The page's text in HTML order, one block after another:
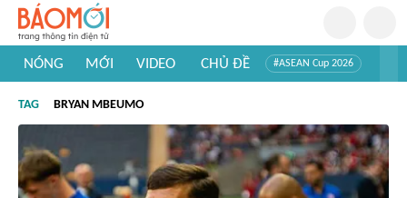
NÓNG MỚI VIDEO CHỦ ĐỀ #ASEAN Cup 2026
#Khám phá thế giới
TAG BRYAN MBEUMO